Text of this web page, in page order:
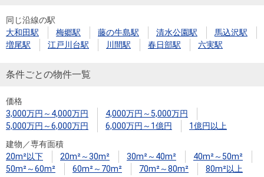
購入向け
サービス
住宅ロー
ンシミュ
住まい1プ
ラス（お
暮らしの
税金の本
（電子ブ
ック）
ド
住まいと
暮らしの
税金の本
売却ガイ
ド
同じ沿線の駅
大和田駅
梅郷駅 藤の牛島駅 清水公園駅
馬込沢駅
増尾駅
江戸川台駅 川間駅 春日部駅 六実駅
条件ごとの物件一覧
価格
3,000万円～4,000万円
4,000万円～5,000万円
5,000万円～6,000万円
6,000万円～1億円
1億円以上
建物／専有面積
20m²以下
20m²～30m² 30m²～40m²
40m²～50m²
50m²～60m²
60m²～70m² 70m²～80m²
80m²以上